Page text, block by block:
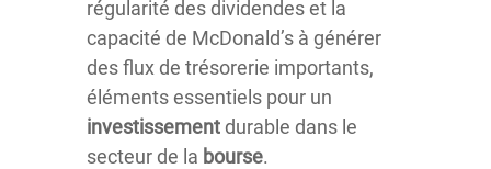
régularité des dividendes et la
capacité de McDonald’s à générer
des flux de trésorerie importants,
éléments essentiels pour un
investissement durable dans le
secteur de la bourse.